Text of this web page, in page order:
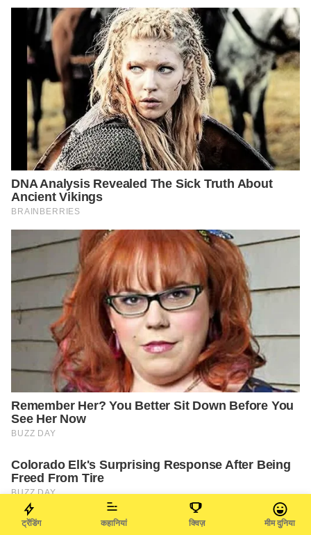
ट्रेंडिंग कहानियां क्विज़ मीम दुनिया